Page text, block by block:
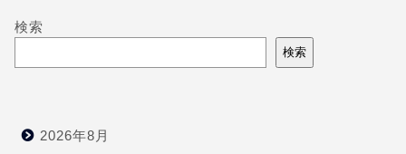
検索
検索
2026年8月